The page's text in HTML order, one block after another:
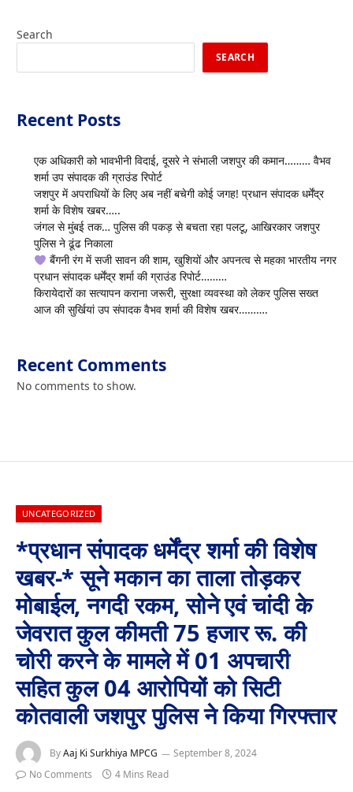
Search
SEARCH
Recent Posts
एक अधिकारी को भावभीनी विदाई, दूसरे ने संभाली जशपुर की कमान……… वैभव
शर्मा उप संपादक की ग्राउंड रिपोर्ट
जशपुर में अपराधियों के लिए अब नहीं बचेगी कोई जगह! प्रधान संपादक धर्मेंद्र
शर्मा के विशेष खबर…..
जंगल से मुंबई तक… पुलिस की पकड़ से बचता रहा पलटू, आखिरकार जशपुर
पुलिस ने ढूंढ निकाला
बैंगनी रंग में सजी सावन की शाम, खुशियों और अपनत्व से महका भारतीय नगर
प्रधान संपादक धर्मेंद्र शर्मा की ग्राउंड रिपोर्ट………
किरायेदारों का सत्यापन कराना जरूरी, सुरक्षा व्यवस्था को लेकर पुलिस सख्त
आज की सुर्खियां उप संपादक वैभव शर्मा की विशेष खबर……….
Recent Comments
No comments to show.
UNCATEGORIZED
*प्रधान संपादक धर्मेंद्र शर्मा की विशेष
खबर-* सूने मकान का ताला तोड़कर
मोबाईल, नगदी रकम, सोने एवं चांदी के
जेवरात कुल कीमती 75 हजार रू. की
चोरी करने के मामले में 01 अपचारी
सहित कुल 04 आरोपियों को सिटी
कोतवाली जशपुर पुलिस ने किया गिरफ्तार
ByAaj Ki Surkhiya MPCG
September 8, 2024
No Comments
4 Mins Read